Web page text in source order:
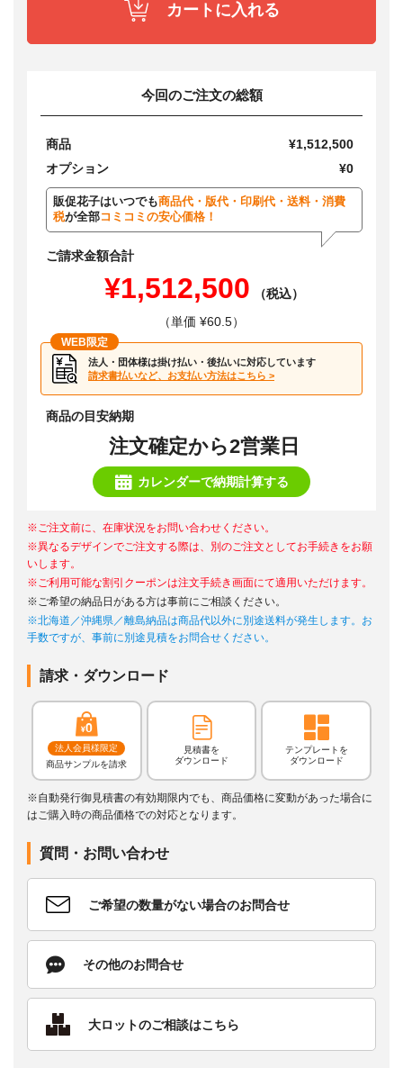
カートに入れる
今回のご注文の総額
商品
¥1,512,500
オプション
¥0
販促花子はいつでも商品代・版代・印刷代・送料・消費
税が全部コミコミの安心価格！
ご請求金額合計
¥1,512,500
（税込）
（単価 ¥60.5）
WEB限定
法人・団体様は掛け払い・後払いに対応しています
請求書払いなど、お支払い方法はこちら >
商品の目安納期
注文確定から2営業日
カレンダーで納期計算する
※ご注文前に、在庫状況をお問い合わせください。
※異なるデザインでご注文する際は、別のご注文としてお手続きをお願
いします。
※ご利用可能な割引クーポンは注文手続き画面にて適用いただけます。
※ご希望の納品日がある方は事前にご相談ください。
※北海道／沖縄県／離島納品は商品代以外に別途送料が発生します。お
手数ですが、事前に別途見積をお問合せください。
請求・ダウンロード
法人会員様限定
商品サンプルを請求
見積書を
ダウンロード
テンプレートを
ダウンロード
※自動発行御見積書の有効期限内でも、商品価格に変動があった場合に
はご購入時の商品価格での対応となります。
質問・お問い合わせ
ご希望の数量がない場合のお問合せ
その他のお問合せ
大ロットのご相談はこちら